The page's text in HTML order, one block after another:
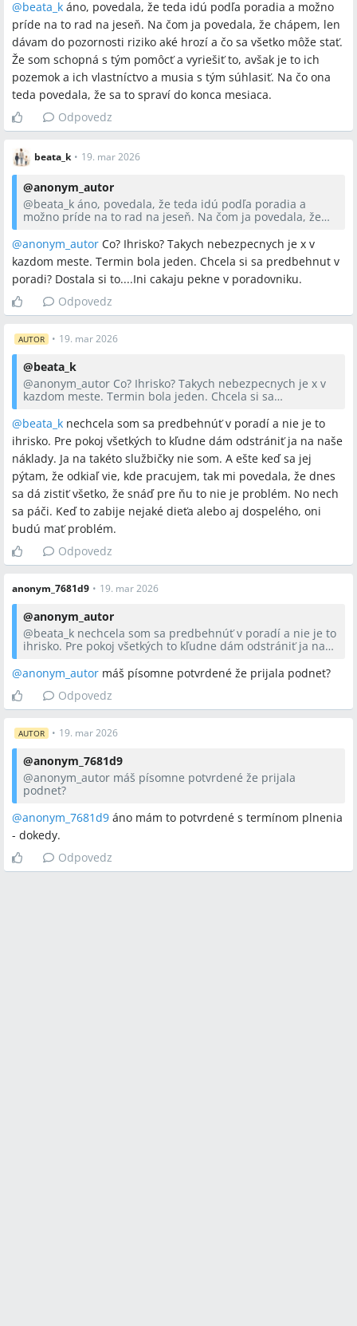
@beata_k áno, povedala, že teda idú podľa poradia a možno
príde na to rad na jeseň. Na čom ja povedala, že chápem, len
dávam do pozornosti riziko aké hrozí a čo sa všetko môže stať.
Že som schopná s tým pomôcť a vyriešiť to, avšak je to ich
pozemok a ich vlastníctvo a musia s tým súhlasiť. Na čo ona
teda povedala, že sa to spraví do konca mesiaca.
Odpovedz
beata_k • 19. mar 2026
@anonym_autor
@beata_k áno, povedala, že teda idú podľa poradia a
možno príde na to rad na jeseň. Na čom ja povedala, že
všetko môže stať. Že som schopná s tým pomôcť a vyriešiť
to, avšak je to ich pozemok a ich vlastníctvo a musia s tým
súhlasiť. Na čo ona teda povedala, že sa to spraví do konca
mesiaca.
@anonym_autor Co? Ihrisko? Takych nebezpecnych je x v
kazdom meste. Termin bola jeden. Chcela si sa predbehnut v
poradi? Dostala si to....Ini cakaju pekne v poradovniku.
Odpovedz
AUTOR • 19. mar 2026
@beata_k
@anonym_autor Co? Ihrisko? Takych nebezpecnych je x v
kazdom meste. Termin bola jeden. Chcela si sa
poradovniku.
@beata_k nechcela som sa predbehnúť v poradí a nie je to
ihrisko. Pre pokoj všetkých to kľudne dám odstrániť ja na naše
náklady. Ja na takéto službičky nie som. A ešte keď sa jej
pýtam, že odkiaľ vie, kde pracujem, tak mi povedala, že dnes
sa dá zistiť všetko, že snáď pre ňu to nie je problém. No nech
sa páči. Keď to zabije nejaké dieťa alebo aj dospelého, oni
budú mať problém.
Odpovedz
anonym_7681d9 • 19. mar 2026
@anonym_autor
@beata_k nechcela som sa predbehnúť v poradí a nie je to
ihrisko. Pre pokoj všetkých to kľudne dám odstrániť ja na
jej pýtam, že odkiaľ vie, kde pracujem, tak mi povedala, že
dnes sa dá zistiť všetko, že snáď pre ňu to nie je problém.
No nech sa páči. Keď to zabije nejaké dieťa alebo aj
dospelého, oni budú mať problém.
@anonym_autor máš písomne potvrdené že prijala podnet?
Odpovedz
AUTOR • 19. mar 2026
@anonym_7681d9
@anonym_autor máš písomne potvrdené že prijala
podnet?
@anonym_7681d9 áno mám to potvrdené s termínom plnenia
- dokedy.
Odpovedz